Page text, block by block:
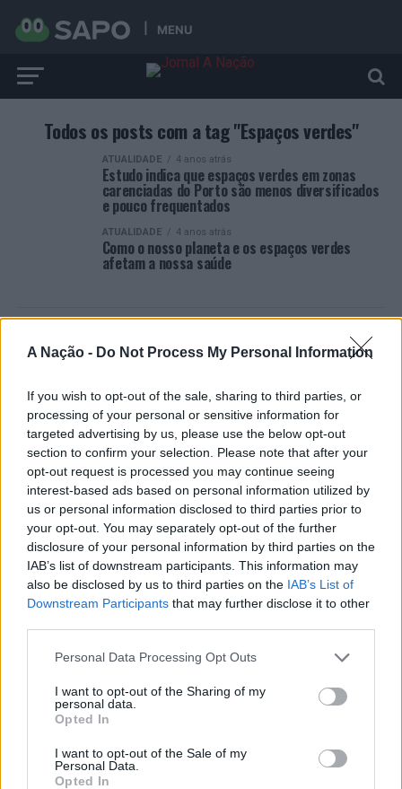
A Nação - Do Not Process My Personal Information
If you wish to opt-out of the sale, sharing to third parties, or
processing of your personal or sensitive information for
targeted advertising by us, please use the below opt-out
section to confirm your selection. Please note that after your
opt-out request is processed you may continue seeing
interest-based ads based on personal information utilized by
us or personal information disclosed to third parties prior to
your opt-out. You may separately opt-out of the further
disclosure of your personal information by third parties on the
IAB’s list of downstream participants. This information may
also be disclosed by us to third parties on the IAB’s List of
Downstream Participants that may further disclose it to other
Personal Data Processing Opt Outs
I want to opt-out of the Sharing of my
personal data.
Opted In
I want to opt-out of the Sale of my
Personal Data.
Opted In
MENU
Todos os posts com a tag "Espaços verdes"
ATUALIDADE 4 anos atrás
Estudo indica que espaços verdes em zonas
carenciadas do Porto são menos diversificados
e pouco frequentados
ATUALIDADE 4 anos atrás
Como o nosso planeta e os espaços verdes
afetam a nossa saúde
ARTIGOS RECENTES
“Millennium Estoril Open 2026” regressou ao circuito ATP
com vitória do francês Luca Van Assche
Castelo Branco: “Bienal Internacional de Artes e Ofícios”
promete afirmar artesanato, património e inovação como
“motores de desenvolvimento económico e cultural” do
município português
Covilhã: Especialista aponta investimento estrangeiro e
valorização imobiliária como motores do crescimento da
Rio de Janeiro: Governo do Estado propõe parceria com a
FUNCEX para “reforçar inteligência sobre comércio
exterior”
Esposende acolhe festival de kitesurf